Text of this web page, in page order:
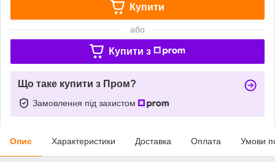
Купити
або
Купити з
Що таке купити з Пром?
Замовлення під захистом
Опис Характеристики Доставка Оплата Умови